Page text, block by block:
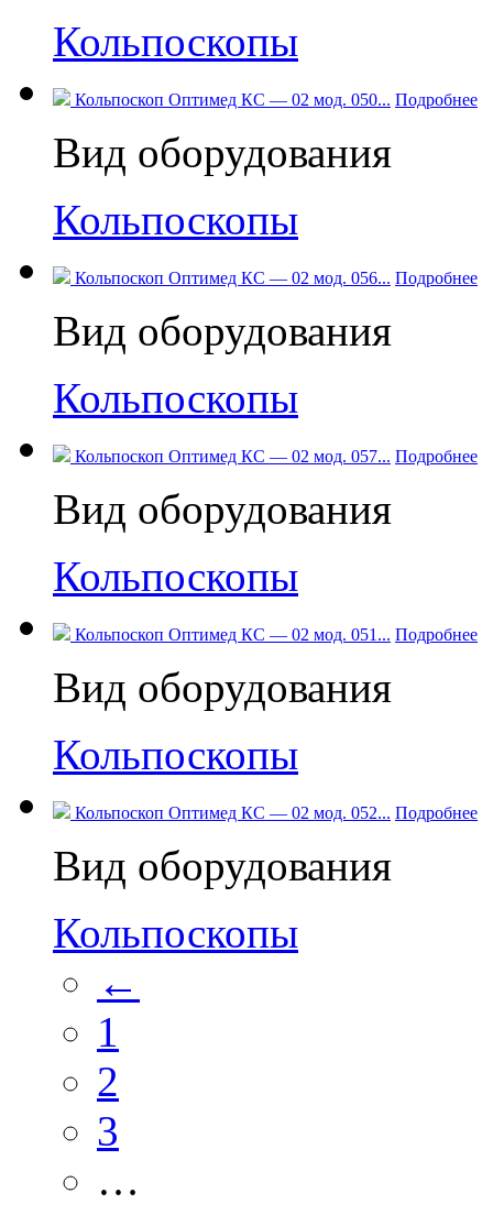
Кольпоскопы
Кольпоскоп Оптимед КС — 02 мод. 050... Подробнее
Вид оборудования
Кольпоскопы
Кольпоскоп Оптимед КС — 02 мод. 056... Подробнее
Вид оборудования
Кольпоскопы
Кольпоскоп Оптимед КС — 02 мод. 057... Подробнее
Вид оборудования
Кольпоскопы
Кольпоскоп Оптимед КС — 02 мод. 051... Подробнее
Вид оборудования
Кольпоскопы
Кольпоскоп Оптимед КС — 02 мод. 052... Подробнее
Вид оборудования
Кольпоскопы
←
1
2
3
…